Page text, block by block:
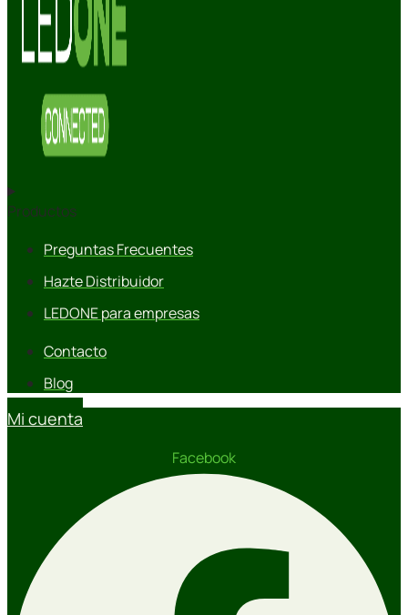
Productos
Preguntas Frecuentes
Hazte Distribuidor
LEDONE para empresas
Contacto
Blog
Mi cuenta
Facebook